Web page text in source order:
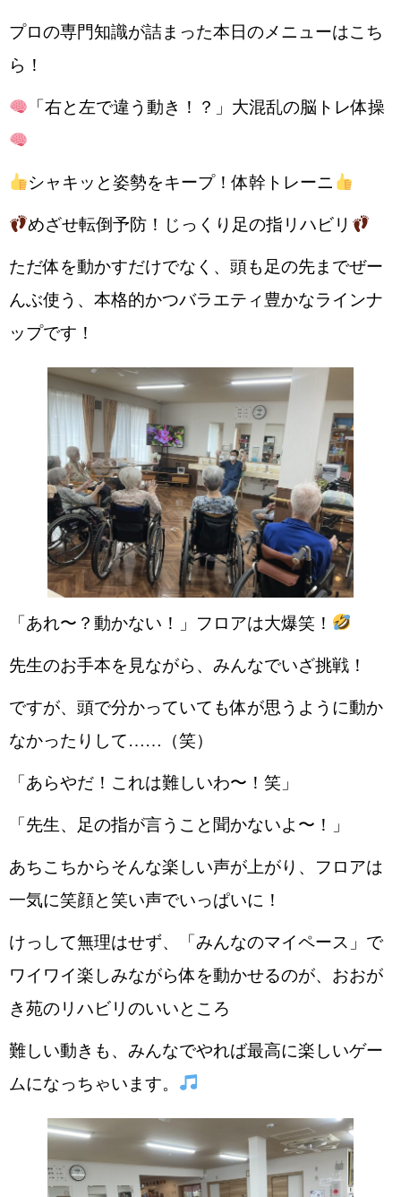
プロの専門知識が詰まった本日のメニューはこち
ら！
「右と左で違う動き！？」大混乱の脳トレ体操
シャキッと姿勢をキープ！体幹トレーニ
めざせ転倒予防！じっくり足の指リハビリ
ただ体を動かすだけでなく、頭も足の先までぜー
んぶ使う、本格的かつバラエティ豊かなラインナ
ップです！
「あれ〜？動かない！」フロアは大爆笑！
先生のお手本を見ながら、みんなでいざ挑戦！
ですが、頭で分かっていても体が思うように動か
なかったりして……（笑）
「あらやだ！これは難しいわ〜！笑」
「先生、足の指が言うこと聞かないよ〜！」
あちこちからそんな楽しい声が上がり、フロアは
一気に笑顔と笑い声でいっぱいに！
けっして無理はせず、「みんなのマイペース」で
ワイワイ楽しみながら体を動かせるのが、おおが
き苑のリハビリのいいところ
難しい動きも、みんなでやれば最高に楽しいゲー
ムになっちゃいます。